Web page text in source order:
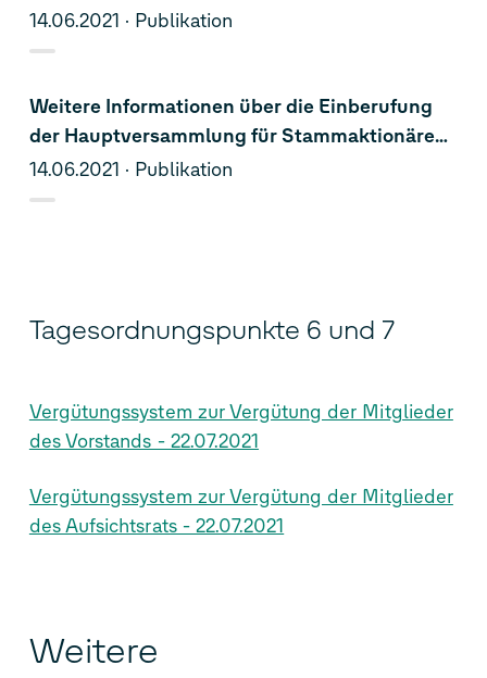
14.06.2021
Publikation
Weitere Informationen über die Einberufung
der Hauptversammlung für Stammaktionäre
Informationen gemäß § 125 Aktiengesetz
14.06.2021 Publikation
Tagesordnungspunkte 6 und 7
Vergütungssystem zur Vergütung der Mitglieder
des Vorstands - 22.07.2021
Vergütungssystem zur Vergütung der Mitglieder
des Aufsichtsrats - 22.07.2021
Weitere